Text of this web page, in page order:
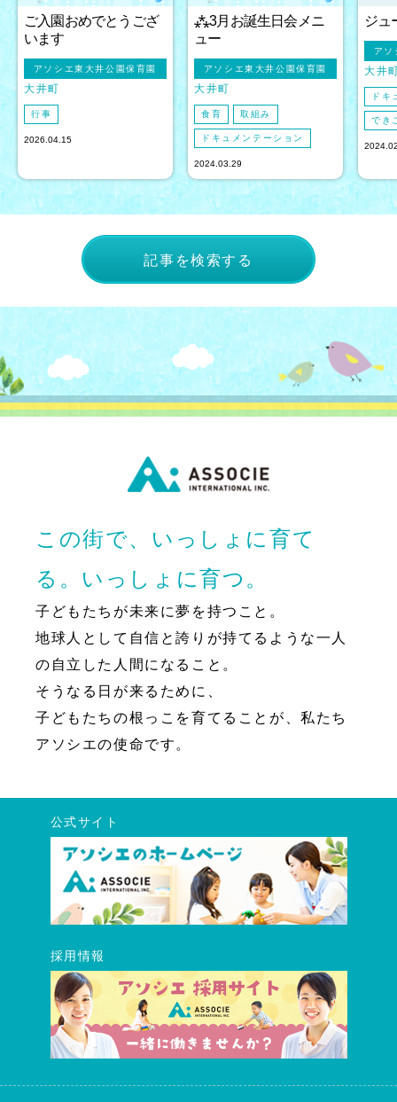
ご入園おめでとうござ
います
アソシエ東大井公園保育園
大井町
行事
2026.04.15
⁂3月お誕生日会メニ
ュー
アソシエ東大井公園保育園
大井町
食育 取組み
ドキュメンテーション
2024.03.29
ジュ
アソ
大井
ドキ
でき
記事を検索する
この街で、いっしょに育て
る。いっしょに育つ。
子どもたちが未来に夢を持つこと。
地球人として自信と誇りが持てるような一人
の自立した人間になること。
そうなる日が来るために、
子どもたちの根っこを育てることが、私たち
アソシエの使命です。
公式サイト
採用情報